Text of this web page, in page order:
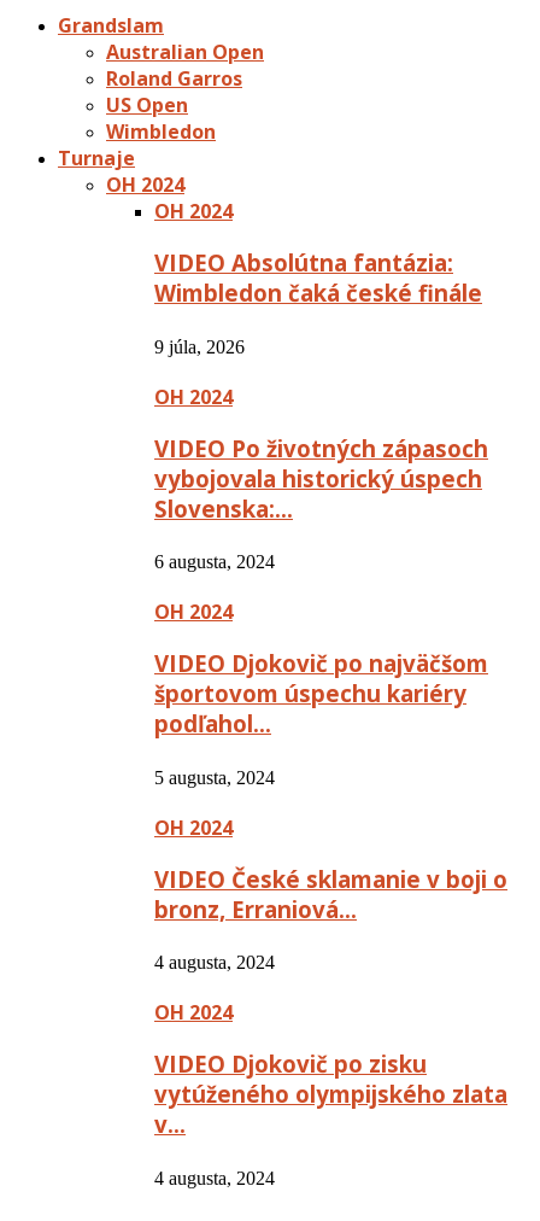
Grandslam
Australian Open
Roland Garros
US Open
Wimbledon
Turnaje
OH 2024
OH 2024
VIDEO Absolútna fantázia:
Wimbledon čaká české finále
9 júla, 2026
OH 2024
VIDEO Po životných zápasoch
vybojovala historický úspech
Slovenska:…
6 augusta, 2024
OH 2024
VIDEO Djokovič po najväčšom
športovom úspechu kariéry
podľahol…
5 augusta, 2024
OH 2024
VIDEO České sklamanie v boji o
bronz, Erraniová…
4 augusta, 2024
OH 2024
VIDEO Djokovič po zisku
vytúženého olympijského zlata
v…
4 augusta, 2024